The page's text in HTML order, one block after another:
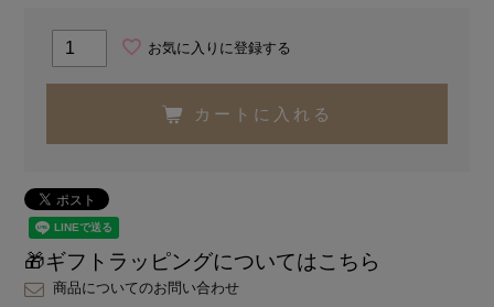
お気に入りに登録する
カートに入れる
🎁ギフトラッピングについてはこちら
商品についてのお問い合わせ